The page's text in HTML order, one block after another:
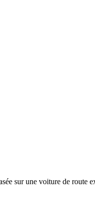
sur une voiture de route